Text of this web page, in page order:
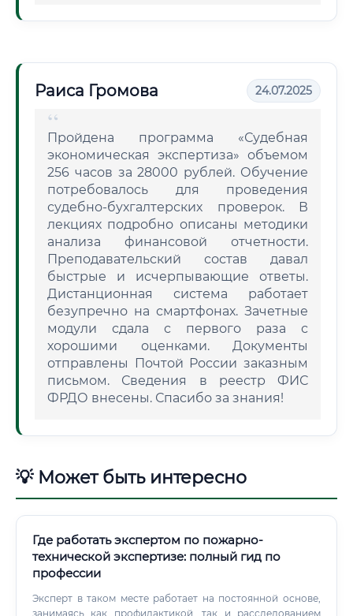
Раиса Громова 24.07.2025
Пройдена программа «Судебная
экономическая экспертиза» объемом
256 часов за 28000 рублей. Обучение
потребовалось для проведения
судебно-бухгалтерских проверок. В
лекциях подробно описаны методики
анализа финансовой отчетности.
Преподавательский состав давал
быстрые и исчерпывающие ответы.
Дистанционная система работает
безупречно на смартфонах. Зачетные
модули сдала с первого раза с
хорошими оценками. Документы
отправлены Почтой России заказным
письмом. Сведения в реестр ФИС
ФРДО внесены. Спасибо за знания!
💡 Может быть интересно
Где работать экспертом по пожарно-
технической экспертизе: полный гид по
профессии
Эксперт в таком месте работает на постоянной основе,
занимаясь как профилактикой, так и расследованием